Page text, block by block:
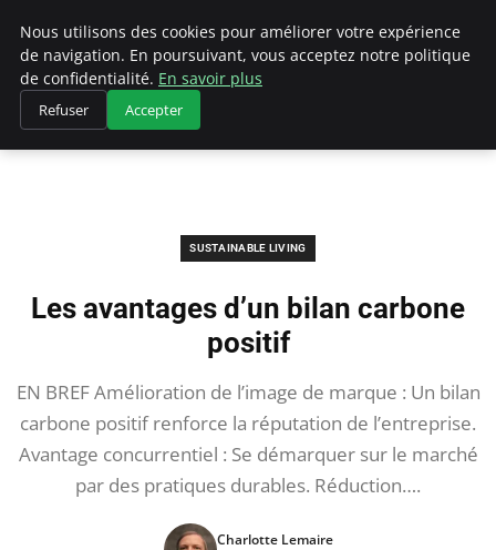
Climategatecountryclub.com
Accueil Sustainable Living
SUSTAINABLE LIVING
Les avantages d’un bilan carbone
positif
EN BREF Amélioration de l’image de marque : Un bilan
carbone positif renforce la réputation de l’entreprise.
Avantage concurrentiel : Se démarquer sur le marché
par des pratiques durables. Réduction….
Charlotte Lemaire
Nous utilisons des cookies pour améliorer votre expérience
de navigation. En poursuivant, vous acceptez notre politique
de confidentialité. En savoir plus
Refuser Accepter